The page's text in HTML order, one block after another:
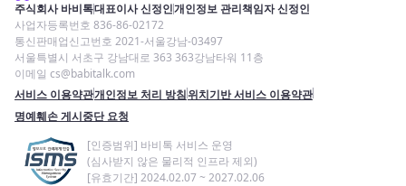
주식회사 바비톡대표이사 신정인개인정보 관리책임자 신정인
사업자등록번호 836-86-02172
통신판매업신고번호 2021-서울강남-03497
서울특별시 서초구 강남대로 363 363강남타워 11층
이메일 cs@babitalk.com
서비스 이용약관개인정보 처리 방침위치기반 서비스 이용약관
명예훼손 게시중단 요청
[인증범위] 바비톡 서비스 운영
(심사받지 않은 물리적 인프라 제외)
[유효기간] 2024.02.07 ~ 2027.02.06